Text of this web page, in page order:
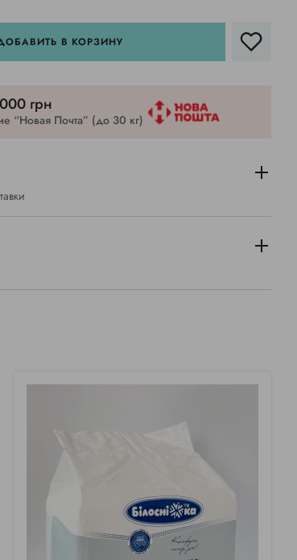
В КОРЗИНУ
грн
“Новая Почта” (до 30 кг)